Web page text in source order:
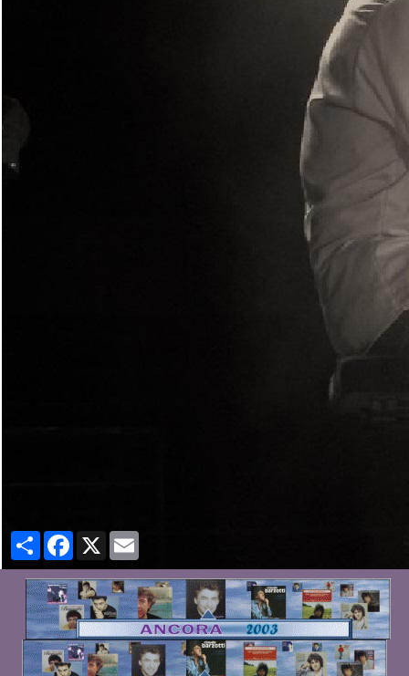
PartagerFacebook
X